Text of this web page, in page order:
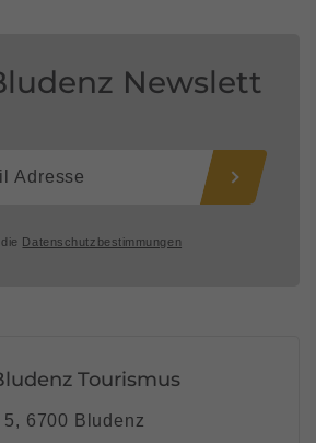
Newslett
Datenschutzbestimmungen
Tourismus
5, 6700 Bludenz